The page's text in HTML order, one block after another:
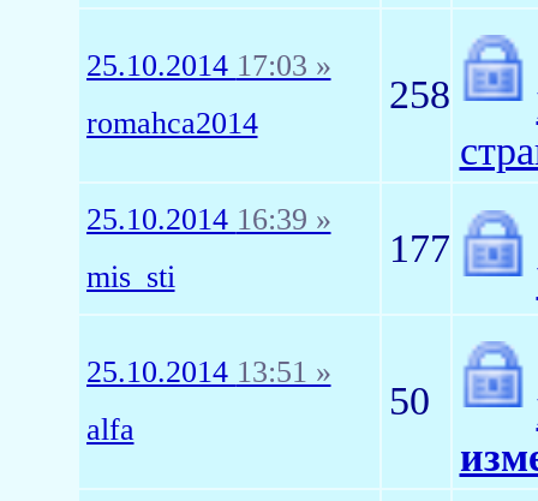
25.10.2014 17:03 »
romahca2014
258
25.10.2014 16:39 »
mis_sti
177
25.10.2014 13:51 »
alfa
50